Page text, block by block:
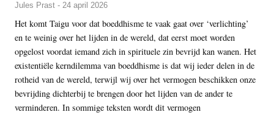
Jules Prast - 24 april 2026
Het komt Taigu voor dat boeddhisme te vaak gaat over ‘verlichting’
en te weinig over het lijden in de wereld, dat eerst moet worden
opgelost voordat iemand zich in spirituele zin bevrijd kan wanen. Het
existentiële kerndilemma van boeddhisme is dat wij ieder delen in de
rotheid van de wereld, terwijl wij over het vermogen beschikken onze
bevrijding dichterbij te brengen door het lijden van de ander te
verminderen. In sommige teksten wordt dit vermogen